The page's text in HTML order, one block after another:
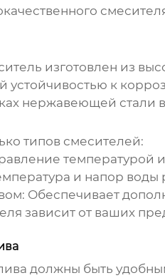
изготовлен из
устойчивостью к
нержавеющей стали
типов смесителей:
температурой
и напор воды
Обеспечивает
зависит от ваших
должны быть